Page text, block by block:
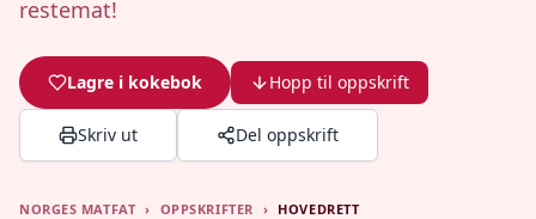
restemat!
Lagre i kokebok Hopp til oppskrift
Skriv ut Del oppskrift
NORGES MATFAT › OPPSKRIFTER › HOVEDRETT